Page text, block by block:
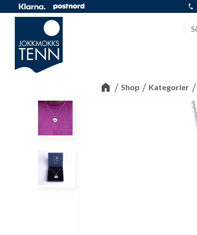
Shop Kategorier